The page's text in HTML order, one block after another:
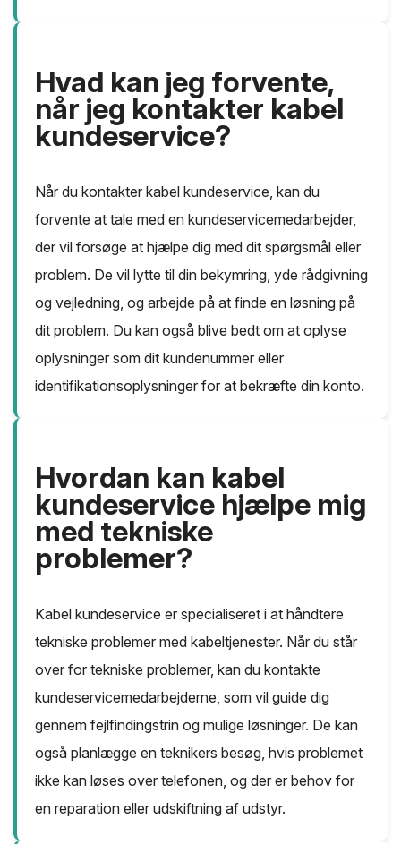
Hvad kan jeg forvente,
når jeg kontakter kabel
kundeservice?
Når du kontakter kabel kundeservice, kan du
forvente at tale med en kundeservicemedarbejder,
der vil forsøge at hjælpe dig med dit spørgsmål eller
problem. De vil lytte til din bekymring, yde rådgivning
og vejledning, og arbejde på at finde en løsning på
dit problem. Du kan også blive bedt om at oplyse
oplysninger som dit kundenummer eller
identifikationsoplysninger for at bekræfte din konto.
Hvordan kan kabel
kundeservice hjælpe mig
med tekniske
problemer?
Kabel kundeservice er specialiseret i at håndtere
tekniske problemer med kabeltjenester. Når du står
over for tekniske problemer, kan du kontakte
kundeservicemedarbejderne, som vil guide dig
gennem fejlfindingstrin og mulige løsninger. De kan
også planlægge en teknikers besøg, hvis problemet
ikke kan løses over telefonen, og der er behov for
en reparation eller udskiftning af udstyr.